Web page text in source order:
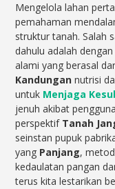
Mengelola lahan
pemahaman
struktur tanah. Salah
dahulu adalah
alami yang berasal
Kandungan nutrisi
untuk Menjaga
jenuh akibat
perspektif Tanah
seinstan pupuk
yang Panjang,
kedaulatan pangan
terus kita lestarikan